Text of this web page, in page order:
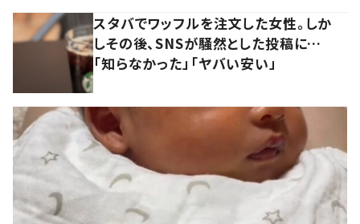
スタバでワッフルを注文した女性。しか
しその後、SNSが騒然とした投稿に…
「知らなかった」「ヤバい安い」